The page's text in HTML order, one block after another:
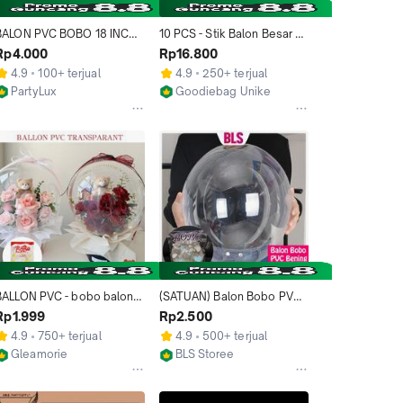
PVC BOBO 18 INCH /
BOBO 18 INCH /
BALON BOBO BENING 18
/ BALON PVC
18 INCH /
4.9
100+ terjual
PartyLux
10 PCS - Stik Balon Besar /
Gagang Balon Foil PVC
Bobo Bening Perlengkapan
Buket Balon Pesta Party
Pernak Pernik Dekorasi
Tebal
Rp16.800
4.9
250+ terjual
Goodiebag Unike
PVC - bobo balon
bening transparant
balon bunga
4.9
750+ terjual
Gleamorie
(SATUAN) Balon Bobo PVC
Bening Transparan Pesta
Grosir
Rp2.500
4.9
500+ terjual
BLS Storee